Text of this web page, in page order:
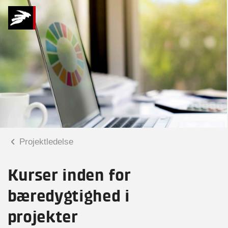
Projektledelse
Kurser inden for
bæredygtighed i
projekter